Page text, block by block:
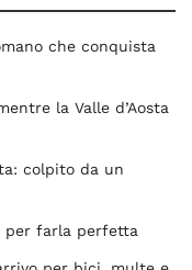
che conquista
la Valle d’Aosta
colpito da un
per farla perfetta